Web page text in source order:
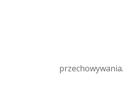
przechowywania.